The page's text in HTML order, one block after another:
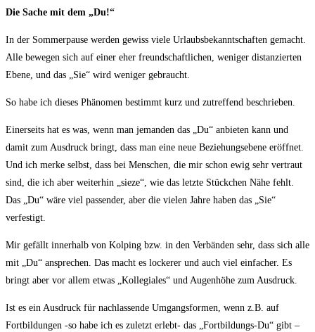
Die Sache mit dem „Du!“
In der Sommerpause werden gewiss viele Urlaubsbekanntschaften gemacht.
Alle bewegen sich auf einer eher freundschaftlichen, weniger distanzierten
Ebene, und das „Sie“ wird weniger gebraucht.
So habe ich dieses Phänomen bestimmt kurz und zutreffend beschrieben.
Einerseits hat es was, wenn man jemanden das „Du“ anbieten kann und
damit zum Ausdruck bringt, dass man eine neue Beziehungsebene eröffnet.
Und ich merke selbst, dass bei Menschen, die mir schon ewig sehr vertraut
sind, die ich aber weiterhin „sieze“, wie das letzte Stückchen Nähe fehlt.
Das „Du“ wäre viel passender, aber die vielen Jahre haben das „Sie“
verfestigt.
Mir gefällt innerhalb von Kolping bzw. in den Verbänden sehr, dass sich alle
mit „Du“ ansprechen. Das macht es lockerer und auch viel einfacher. Es
bringt aber vor allem etwas „Kollegiales“ und Augenhöhe zum Ausdruck.
Ist es ein Ausdruck für nachlassende Umgangsformen, wenn z.B. auf
Fortbildungen -so habe ich es zuletzt erlebt- das „Fortbildungs-Du“ gibt –